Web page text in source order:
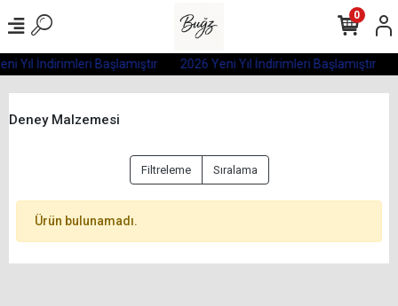
Yıl İndirimleri Başlamıştır 2026 Yeni Yıl İndirimleri Başlamıştır
0
Deney Malzemesi
Filtreleme Sıralama
Ürün bulunamadı.